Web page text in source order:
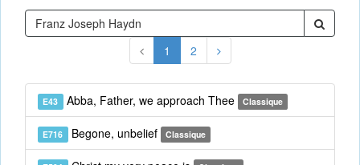
1 2
E43 Abba, Father, we approach Thee Classique
E716 Begone, unbelief Classique